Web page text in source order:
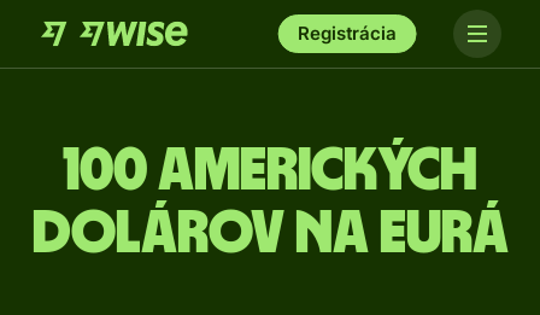
Registrácia
100 Amerických
dolárov na eurá